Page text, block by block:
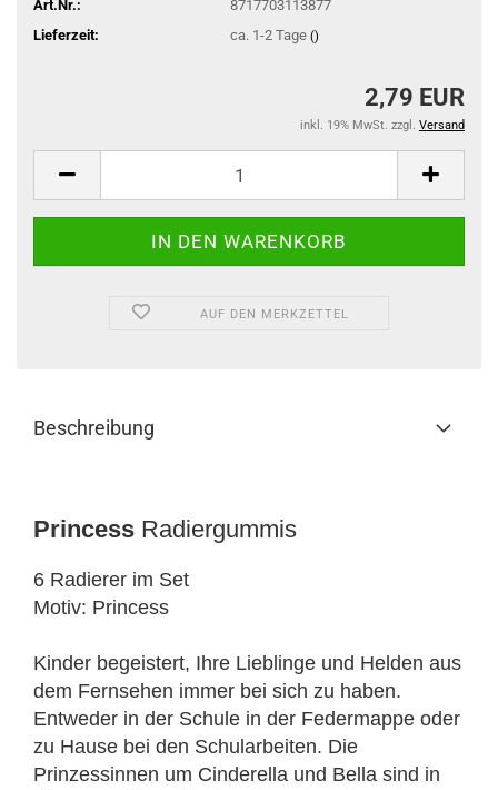
Art.Nr.:
8717703113877
Lieferzeit:
ca. 1-2 Tage ()
2,79 EUR
inkl. 19% MwSt. zzgl. Versand
AUF DEN MERKZETTEL
Beschreibung
Princess Radiergummis
6 Radierer im Set
Motiv: Princess
Kinder begeistert, Ihre Lieblinge und Helden aus
dem Fernsehen immer bei sich zu haben.
Entweder in der Schule in der Federmappe oder
zu Hause bei den Schularbeiten. Die
Prinzessinnen um Cinderella und Bella sind in